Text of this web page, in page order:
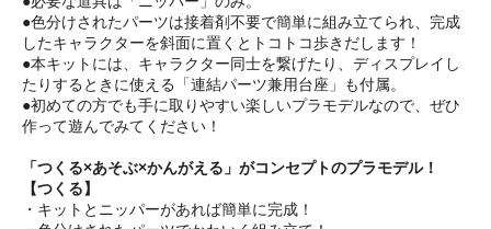
●色分けされたパーツは接着剤不要で簡単に組み立てられ、完成
したキャラクターを斜面に置くとトコトコ歩きだします！
●本キットには、キャラクター同士を繋げたり、ディスプレイし
たりするときに使える「連結パーツ兼用台座」も付属。
●初めての方でも手に取りやすい楽しいプラモデルなので、ぜひ
作って遊んでみてください！
「つくる×あそぶ×かんがえる」がコンセプトのプラモデル！
【つくる】
・キットとニッパーがあれば簡単に完成！